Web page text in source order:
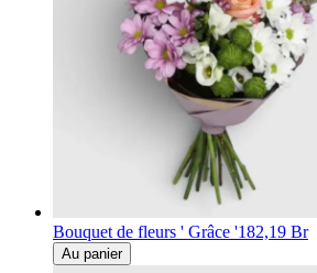
Bouquet de fleurs ' Grâce '182,19 Br
Au panier